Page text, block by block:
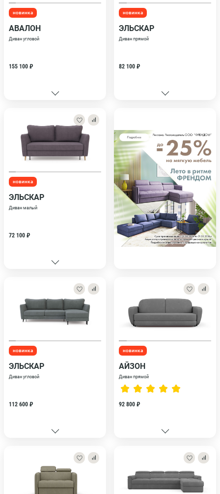
новинка
АВАЛОН
Диван угловой
155 100 ₽
новинка
ЭЛЬСКАР
Диван прямой
82 100 ₽
новинка
ЭЛЬСКАР
Диван малый
72 100 ₽
новинка
ЭЛЬСКАР
Диван угловой
112 600 ₽
новинка
АЙЗОН
Диван прямой
92 800 ₽